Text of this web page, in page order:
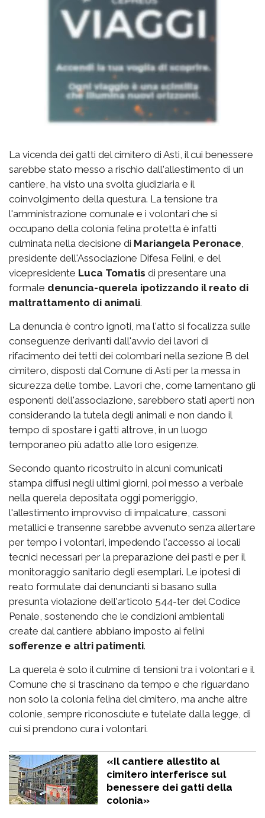
La vicenda dei gatti del cimitero di Asti, il cui benessere
sarebbe stato messo a rischio dall'allestimento di un
cantiere, ha visto una svolta giudiziaria e il
coinvolgimento della questura. La tensione tra
l'amministrazione comunale e i volontari che si
occupano della colonia felina protetta è infatti
culminata nella decisione di Mariangela Peronace,
presidente dell'Associazione Difesa Felini, e del
vicepresidente Luca Tomatis di presentare una
formale denuncia-querela ipotizzando il reato di
maltrattamento di animali.
La denuncia è contro ignoti, ma l'atto si focalizza sulle
conseguenze derivanti dall'avvio dei lavori di
rifacimento dei tetti dei colombari nella sezione B del
cimitero, disposti dal Comune di Asti per la messa in
sicurezza delle tombe. Lavori che, come lamentano gli
esponenti dell'associazione, sarebbero stati aperti non
considerando la tutela degli animali e non dando il
tempo di spostare i gatti altrove, in un luogo
temporaneo più adatto alle loro esigenze.
Secondo quanto ricostruito in alcuni comunicati
stampa diffusi negli ultimi giorni, poi messo a verbale
nella querela depositata oggi pomeriggio,
l'allestimento improvviso di impalcature, cassoni
metallici e transenne sarebbe avvenuto senza allertare
per tempo i volontari, impedendo l'accesso ai locali
tecnici necessari per la preparazione dei pasti e per il
monitoraggio sanitario degli esemplari. Le ipotesi di
reato formulate dai denuncianti si basano sulla
presunta violazione dell'articolo 544-ter del Codice
Penale, sostenendo che le condizioni ambientali
create dal cantiere abbiano imposto ai felini
sofferenze e altri patimenti.
La querela è solo il culmine di tensioni tra i volontari e il
Comune che si trascinano da tempo e che riguardano
non solo la colonia felina del cimitero, ma anche altre
colonie, sempre riconosciute e tutelate dalla legge, di
cui si prendono cura i volontari.
«Il cantiere allestito al
cimitero interferisce sul
benessere dei gatti della
colonia»